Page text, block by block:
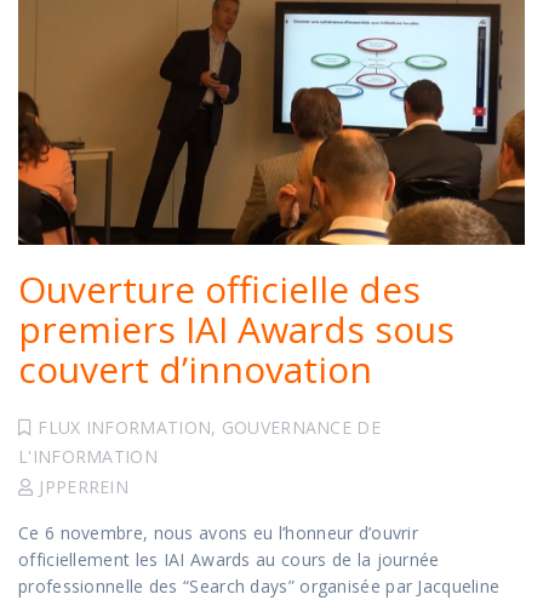
Ouverture officielle des
premiers IAI Awards sous
couvert d’innovation
FLUX INFORMATION, GOUVERNANCE DE
L'INFORMATION
JPPERREIN
Ce 6 novembre, nous avons eu l’honneur d’ouvrir
officiellement les IAI Awards au cours de la journée
professionnelle des “Search days” organisée par Jacqueline